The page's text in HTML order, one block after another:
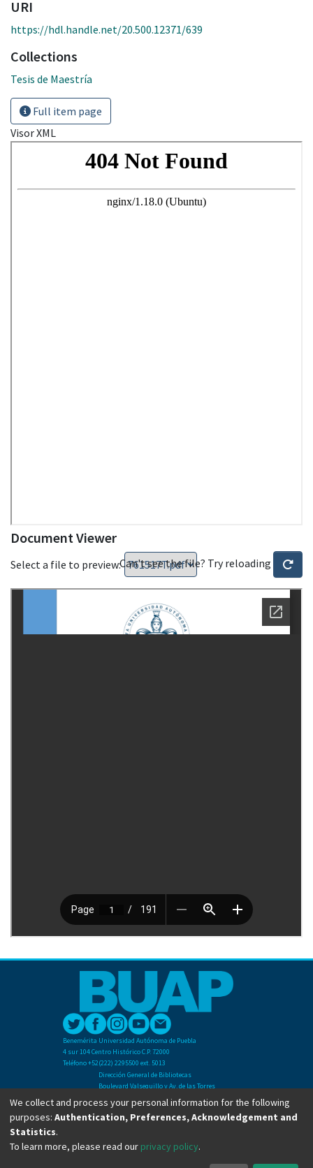
URI
https://hdl.handle.net/20.500.12371/639
Collections
Tesis de Maestría
Full item page
Visor XML
Document Viewer
Select a file to preview:Can't see the file? Try reloading
Benemérita Universidad Autónoma de Puebla
4 sur 104 Centro Histórico C.P. 72000
Teléfono +52(222) 2295500 ext. 5013
Dirección General de Bibliotecas
Boulevard Valsequillo y Av. de las Torres
Ciudad Universitaria. Col. San Manuel
C.P. 72570
Teléfono +52 (222) 2295500 Ext 2901
We collect and process your personal information for the following
purposes: Authentication, Preferences, Acknowledgement and
Statistics.
To learn more, please read our privacy policy.